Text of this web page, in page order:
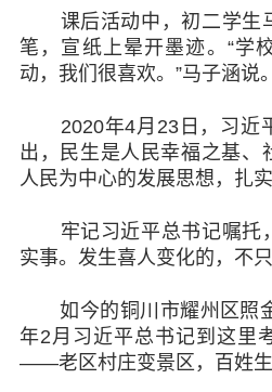
课后活动中，初二学生
笔，宣纸上晕开墨迹。“学
动，我们很喜欢。”马子涵说。
2020年4月23日，习近
出，民生是人民幸福之基、
人民为中心的发展思想，扎
牢记习近平总书记嘱托
实事。发生喜人变化的，不只
如今的铜川市耀州区照
年2月习近平总书记到这里
——老区村庄变景区，百姓生